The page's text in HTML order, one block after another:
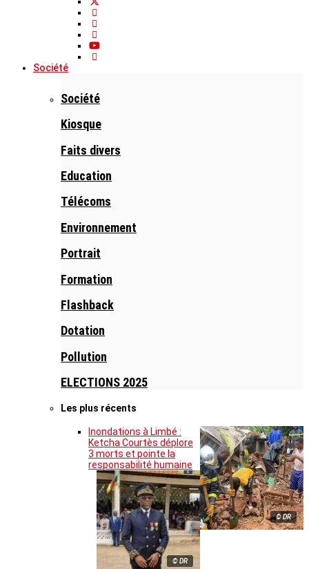
Société
Société
Kiosque
Faits divers
Education
Télécoms
Environnement
Portrait
Formation
Flashback
Dotation
Pollution
ELECTIONS 2025
Les plus récents
© DR
Inondations à Limbé :
Ketcha Courtès déplore
3 morts et pointe la
responsabilité humaine
© DR